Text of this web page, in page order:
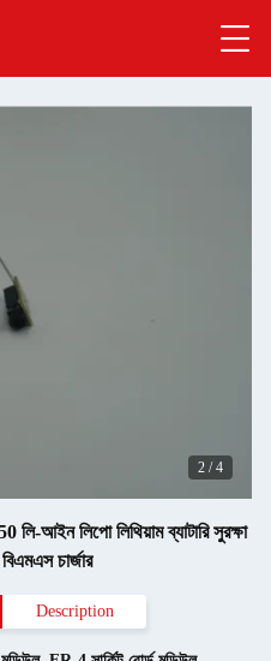
2 /4
আইন লিপো লিথিয়াম ব্যাটারি সুরক্ষা
চার্জার
Description